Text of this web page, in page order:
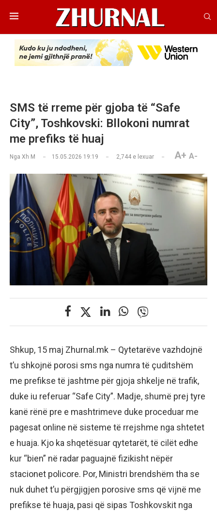
SMS të rreme për gjoba të “Safe
City”, Toshkovski: Bllokoni numrat
me prefiks të huaj
Nga Xh M 15.05.2026 19:19 2,744 e lexuar A+ A-
Shkup, 15 maj Zhurnal.mk – Qytetarëve vazhdojnë
t’u shkojnë porosi sms nga numra të çuditshëm
me prefikse të jashtme për gjoja shkelje në trafik,
duke iu referuar “Safe City”. Madje, shumë prej tyre
kanë rënë pre e mashtrimeve duke proceduar me
pagesat online në sisteme të rrejshme nga shtetet
e huaja. Kjo ka shqetësuar qytetarët, të cilët edhe
kur “bien” në radar paguajnë fizikisht nëpër
stacionet policore. Por, Ministri brendshëm tha se
nuk duhet t’u përgjigjen porosive sms që vijnë me
prefikse të huaja, pasi që sipas Toshkovskit nga